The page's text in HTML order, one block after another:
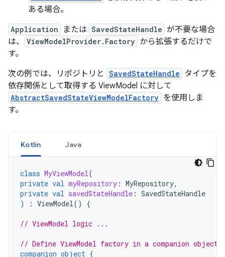
ある場合。
Application または SavedStateHandle が不要な場合
は、
ViewModelProvider.Factory から拡張するだけで
す。
次の例では、リポジトリと
SavedStateHandle タイプを
依存関係として取得する ViewModel に対して
AbstractSavedStateViewModelFactory を使用しま
す。
Kotlin Java
class MyViewModel(
private val myRepository : MyRepository,
private val savedStateHandle : SavedStateHandle
)
: ViewModel() {
// ViewModel logic ...
// Define ViewModel factory in a companion object
companion object {